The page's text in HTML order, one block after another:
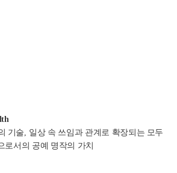
기술
일상 속 쓰임과 관계로 확장되는 모두
로서의 공예 명작의 가치